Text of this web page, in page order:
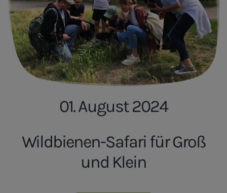
01. August 2024
Wildbienen-Safari für Groß
und Klein